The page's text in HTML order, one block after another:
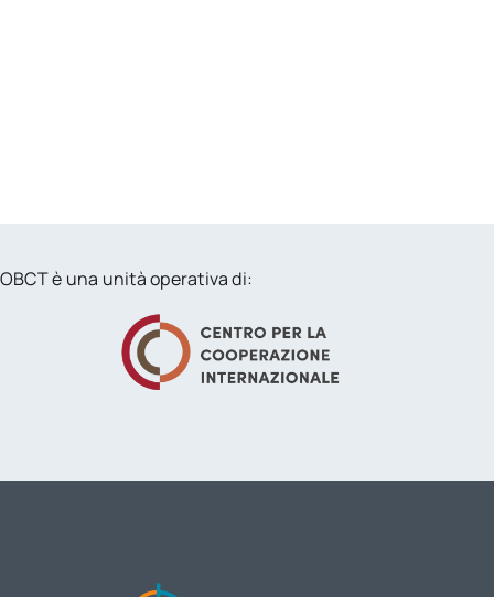
OBCT è una unità operativa di: